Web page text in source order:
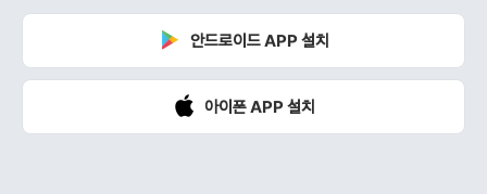
안드로이드 APP 설치
아이폰 APP 설치